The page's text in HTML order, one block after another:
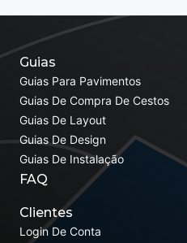
Guias
Guias Para Pavimentos
Guias De Compra De Cestos
Guias De Layout
Guias De Design
Guias De Instalação
FAQ
Clientes
Login De Conta